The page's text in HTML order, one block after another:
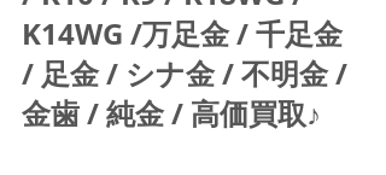
K14WG /万足金 / 千足金
/ 足金 / シナ金 / 不明金 /
金歯 / 純金 / 高価買取♪